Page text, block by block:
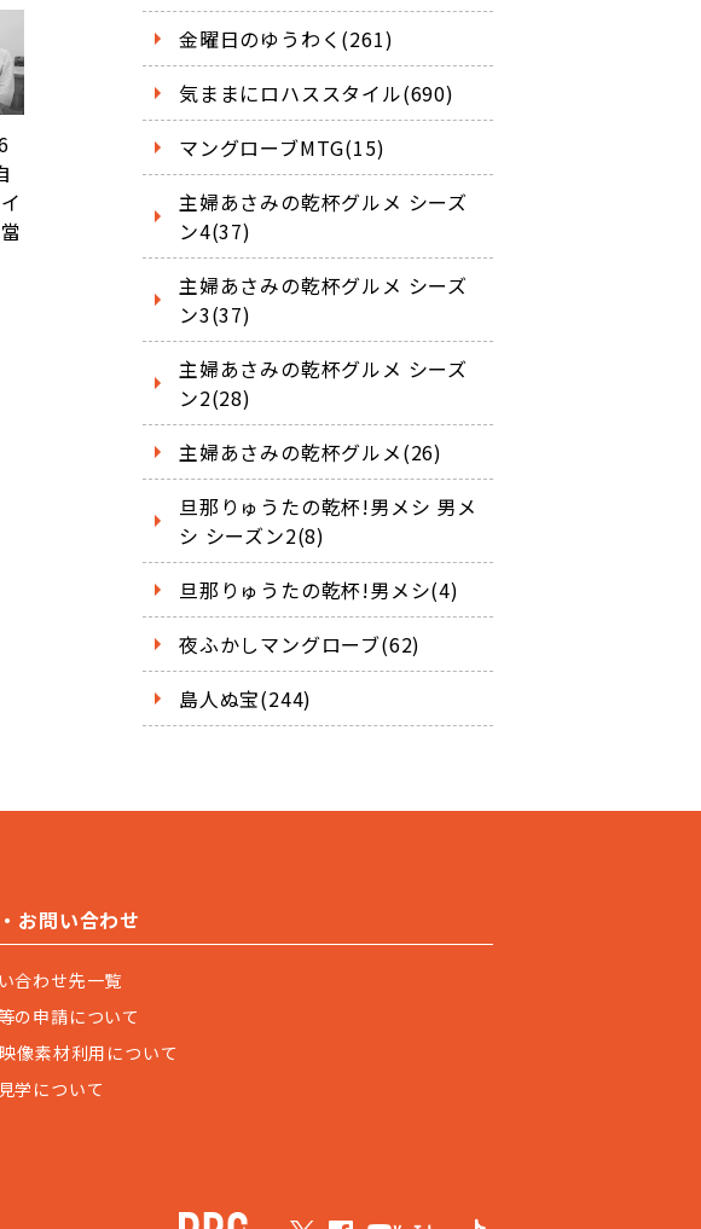
金曜日のゆうわく(261)
気ままにロハススタイル(690)
マングローブMTG(15)
主婦あさみの乾杯グルメ シーズ
ン4(37)
主婦あさみの乾杯グルメ シーズ
ン3(37)
主婦あさみの乾杯グルメ シーズ
ン2(28)
主婦あさみの乾杯グルメ(26)
旦那りゅうたの乾杯!男メシ 男メ
シ シーズン2(8)
旦那りゅうたの乾杯!男メシ(4)
夜ふかしマングローブ(62)
島人ぬ宝(244)
お問い合わせ
合わせ先一覧
の申請について
像素材利用について
学について